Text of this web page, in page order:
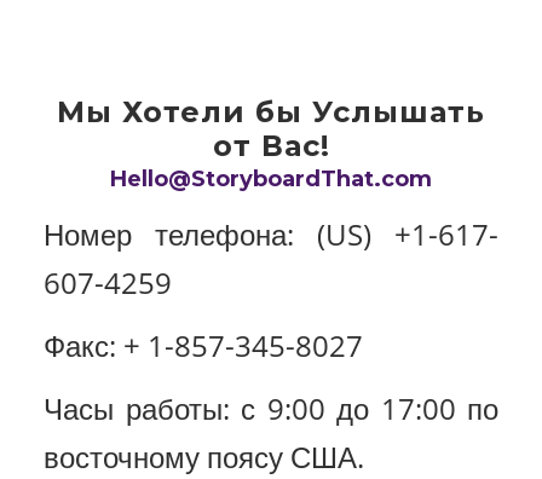
Мы Хотели бы Услышать
от Вас!
Hello@StoryboardThat.com
Номер телефона: (US) +1-617-
607-4259
Факс: + 1-857-345-8027
Часы работы: с 9:00 до 17:00 по
восточному поясу США.